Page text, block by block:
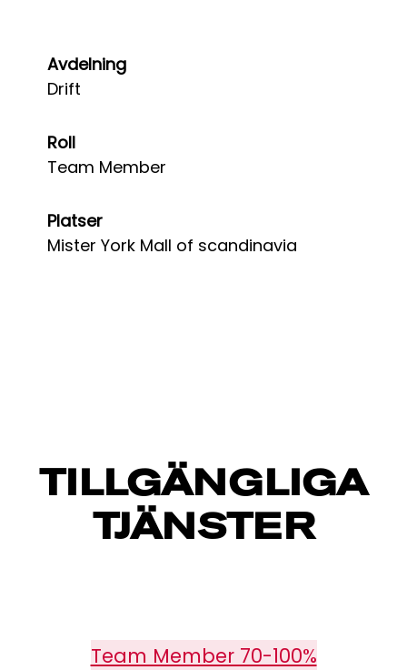
Avdelning
Drift
Roll
Team Member
Platser
Mister York Mall of scandinavia
TILLGÄNGLIGA
TJÄNSTER
Team Member 70-100%